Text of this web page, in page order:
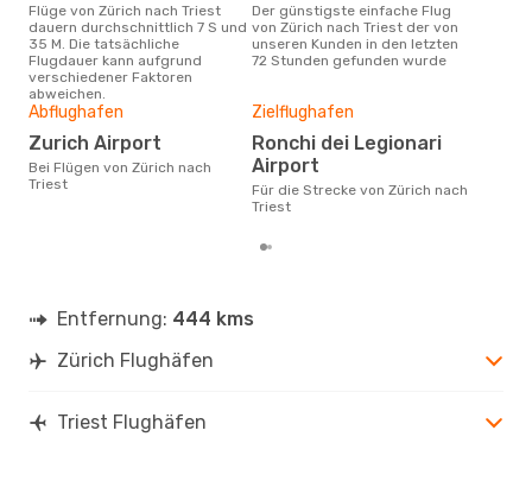
Flüge von Zürich nach Triest
dauern durchschnittlich 7 S und
35 M. Die tatsächliche
Flugdauer kann aufgrund
verschiedener Faktoren
abweichen.
Der günstigste einfache Flug
von Zürich nach Triest der von
unseren Kunden in den letzten
72 Stunden gefunden wurde
Abflughafen
Zurich Airport
Bei Flügen von Zürich nach
Triest
Zielflughafen
Ronchi dei Legionari
Airport
Für die Strecke von Zürich nach
Triest
Entfernung: 444 kms
Zürich Flughäfen
Triest Flughäfen